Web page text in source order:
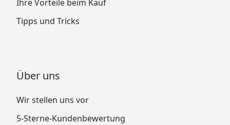
Ihre Vorteile beim Kauf
Tipps und Tricks
Über uns
Wir stellen uns vor
5-Sterne-Kundenbewertung